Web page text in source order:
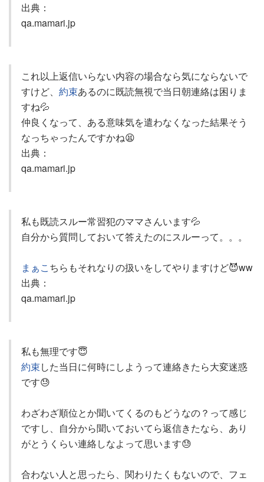
出典：
qa.mamari.jp
これ以上返信いらない内容の場合なら気にならないで
すけど、 約束あるのに既読無視で当日朝連絡は困りま
すね💦
仲良くなって、ある意味気を遣わなくなった結果そう
なっちゃったんですかね😫
出典：
qa.mamari.jp
私も既読スルー常習犯のママさんいます💦
自分から質問しておいて答えたのにスルーって。。。
まぁこちらもそれなりの扱いをしてやりますけど😈ww
出典：
qa.mamari.jp
私も無理です😇
約束した当日に何時にしようって連絡きたら大変迷惑
です😓
わざわざ順位とか聞いてくるのもどうなの？って感じ
ですし、自分から聞いておいてら返信きたなら、あり
がとうくらい連絡しなよって思います😓
合わない人と思ったら、関わりたくもないので、フェ